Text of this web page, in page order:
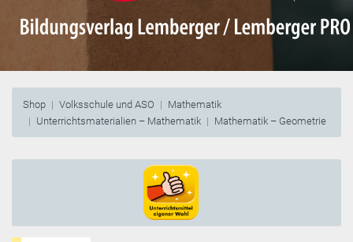
Shop Volksschule und ASO
Mathematik
Unterrichtsmaterialien – Mathematik
Mathematik – Geometrie